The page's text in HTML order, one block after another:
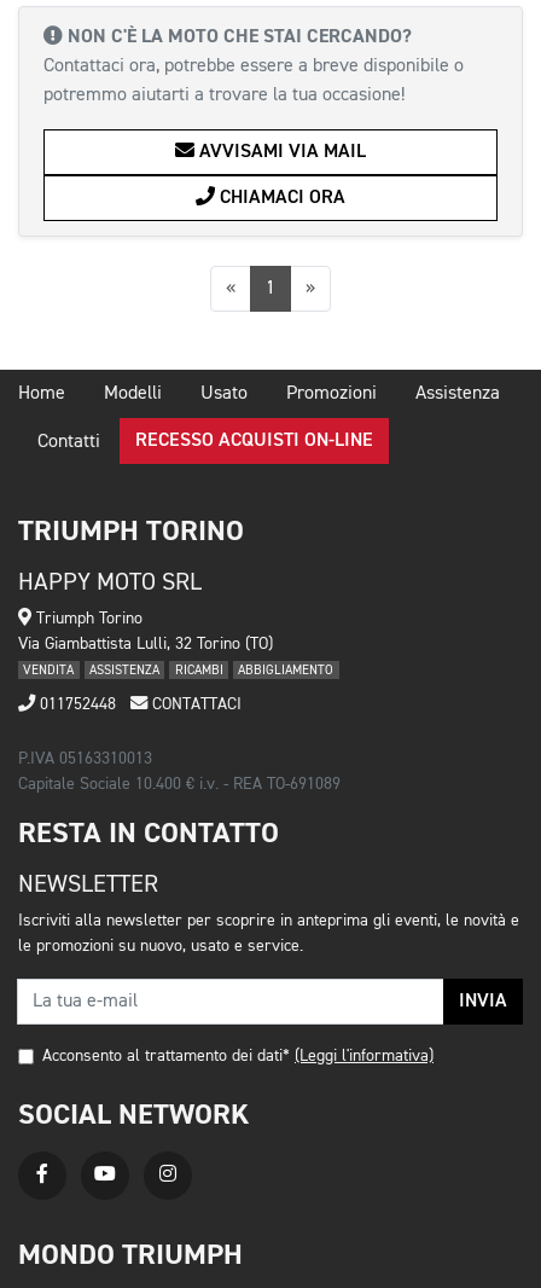
NON C'È LA MOTO CHE STAI CERCANDO?
Contattaci ora, potrebbe essere a breve disponibile o
potremmo aiutarti a trovare la tua occasione!
AVVISAMI VIA MAIL
CHIAMACI ORA
«Precedente
1 »Successiva
Home Modelli Usato Promozioni Assistenza
Contatti RECESSO ACQUISTI ON-LINE
TRIUMPH TORINO
HAPPY MOTO SRL
Triumph Torino
Via Giambattista Lulli, 32 Torino (TO)
VENDITA ASSISTENZA RICAMBI ABBIGLIAMENTO
011752448 CONTATTACI
P.IVA 05163310013
Capitale Sociale 10.400 € i.v. - REA TO-691089
RESTA IN CONTATTO
NEWSLETTER
Iscriviti alla newsletter per scoprire in anteprima gli eventi, le novità e
le promozioni su nuovo, usato e service.
INVIA
Acconsento al trattamento dei dati* (Leggi l'informativa)
SOCIAL NETWORK
MONDO TRIUMPH